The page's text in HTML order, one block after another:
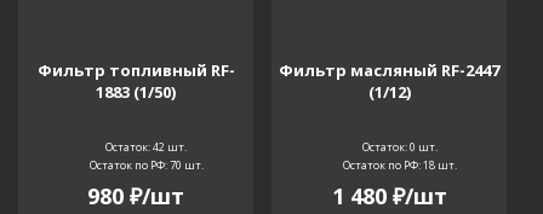
Фильтр топливный RF-
1883 (1/50)
Остаток: 42 шт.
Остаток по РФ: 70 шт.
980 ₽/шт
Фильтр масляный RF-2447
(1/12)
Остаток: 0 шт.
Остаток по РФ: 18шт.
1 480₽/шт